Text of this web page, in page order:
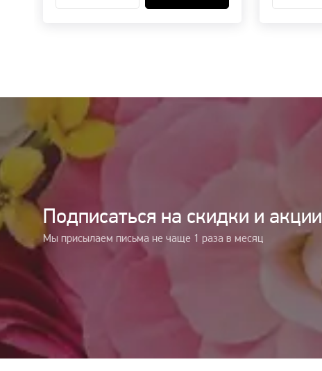
Подписаться на cкидки и акции
Мы присылаем письма не чаще 1 раза в месяц